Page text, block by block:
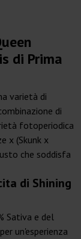
di Prima
varietà di
di
fotoperiodica
x (Skunk x
che soddisfa
di Shining
Sativa e del
un'esperienza